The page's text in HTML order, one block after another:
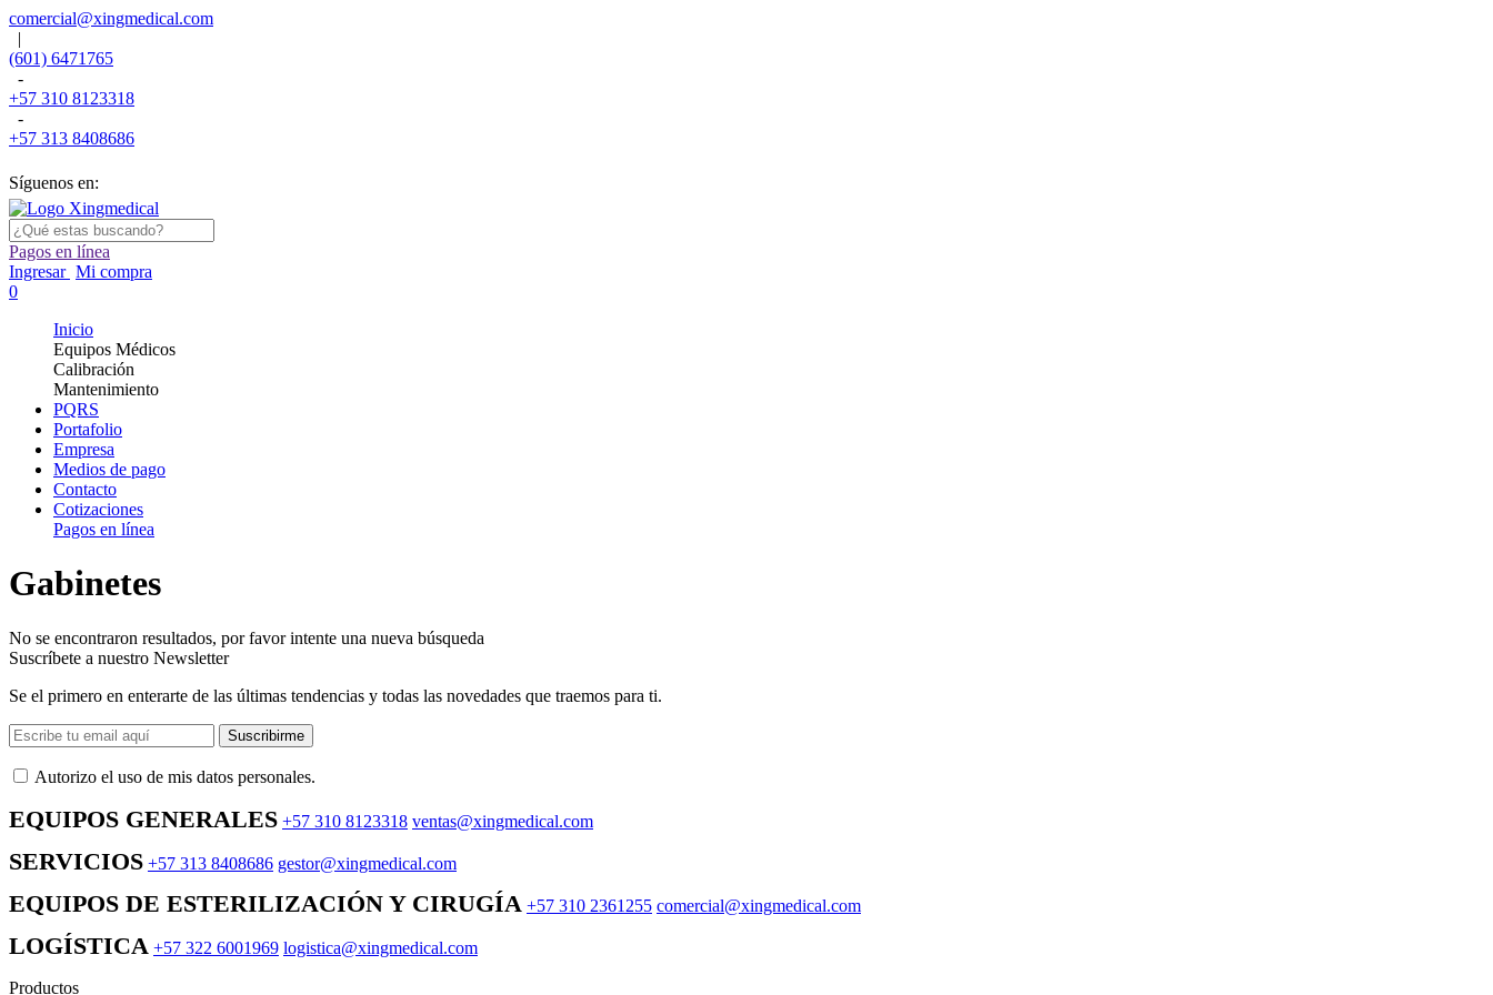
comercial@xingmedical.com
|
(601) 6471765
-
+57 310 8123318
-
+57 313 8408686
Síguenos en:
Pagos en línea
Ingresar Mi compra
0
Inicio
Equipos Médicos
Calibración
Mantenimiento
PQRS
Portafolio
Empresa
Medios de pago
Contacto
Cotizaciones
Pagos en línea
Gabinetes
No se encontraron resultados, por favor intente una nueva búsqueda
Suscríbete a nuestro Newsletter
Se el primero en enterarte de las últimas tendencias y todas las novedades que traemos para ti.
Suscribirme
Autorizo ​​el uso de mis datos personales.
EQUIPOS GENERALES +57 310 8123318 ventas@xingmedical.com
SERVICIOS +57 313 8408686 gestor@xingmedical.com
EQUIPOS DE ESTERILIZACIÓN Y CIRUGÍA +57 310 2361255 comercial@xingmedical.com
LOGÍSTICA +57 322 6001969 logistica@xingmedical.com
Productos